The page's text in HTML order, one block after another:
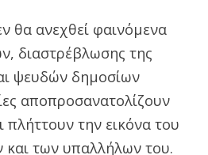
θα ανεχθεί φαινόμενα
διαστρέβλωσης της
ψευδών δημοσίων
αποπροσανατολίζουν
πλήττουν την εικόνα του
των υπαλλήλων του.